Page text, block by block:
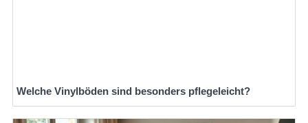
Welche Vinylböden sind besonders pflegeleicht?